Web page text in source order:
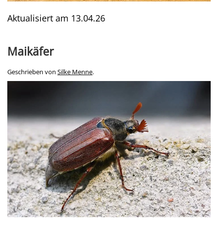
Aktualisiert am 13.04.26
Maikäfer
Geschrieben von Silke Menne.